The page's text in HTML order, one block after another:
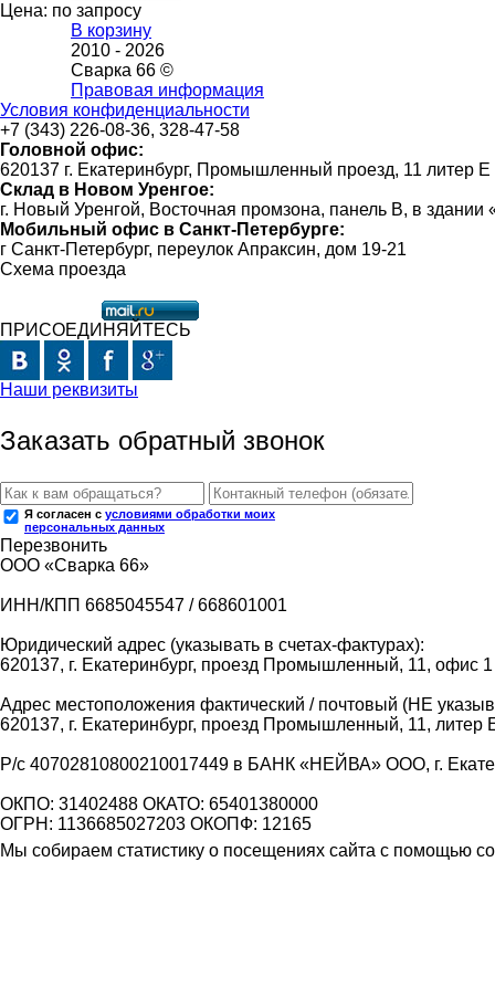
Цена: по запросу
В корзину
2010 - 2026
Сварка 66 ©
Правовая информация
Условия конфиденциальности
+7 (343) 226-08-36, 328-47-58
Головной офис:
620137 г. Екатеринбург, Промышленный проезд, 11 литер Е
Склад в Новом Уренгое:
г. Новый Уренгой, Восточная промзона, панель В, в
Мобильный офис в Санкт-Петербурге:
г Санкт-Петербург, переулок Апраксин, дом 19-21
Схема проезда
ПРИСОЕДИНЯЙТЕСЬ
Наши реквизиты
Заказать обратный звонок
Я согласен с условиями обработки моих
персональных данных
Перезвонить
ООО «Сварка 66»
ИНН/КПП 6685045547 / 668601001
Юридический адрес (указывать в счетах-фактурах):
620137, г. Екатеринбург, проезд Промышленный, 11, офис 1
Адрес местоположения фактический / почтовый (НЕ
620137, г. Екатеринбург, проезд Промышленный, 11, литер
Р/с 40702810800210017449 в БАНК «НЕЙВА» ООО, г.
ОКПО: 31402488 ОКАТО: 65401380000
ОГРН: 1136685027203 ОКОПФ: 12165
Мы собираем статистику о посещениях сайта с помощью